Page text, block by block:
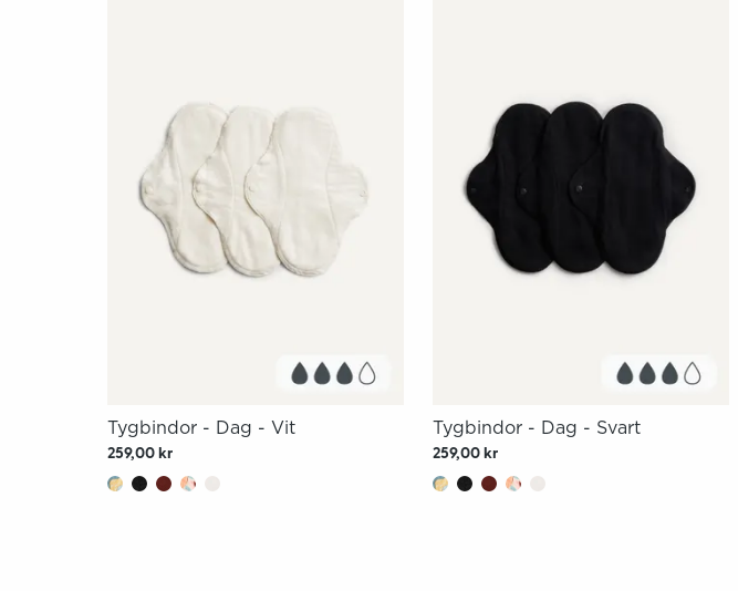
Tygbindor - Dag - Vit
259,00 kr
Tygbindor - Dag - Svart
259,00 kr